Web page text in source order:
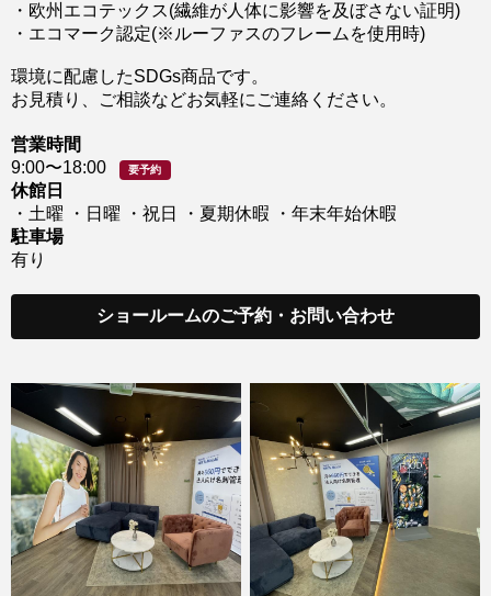
・欧州エコテックス(繊維が人体に影響を及ぼさない証明)
・エコマーク認定(※ルーファスのフレームを使用時)
環境に配慮したSDGs商品です。
お見積り、ご相談などお気軽にご連絡ください。
営業時間
9:00〜18:00
要予約
休館日
・土曜 ・日曜 ・祝日 ・夏期休暇 ・年末年始休暇
駐車場
有り
ショールームのご予約・お問い合わせ